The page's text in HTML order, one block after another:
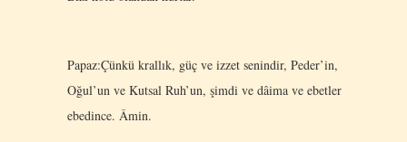
Papaz:Çünkü krallık, güç ve izzet senindir, Peder’in,
Oğul’un ve Kutsal Ruh’un, şimdi ve dâima ve ebetler
ebedince. Âmin.